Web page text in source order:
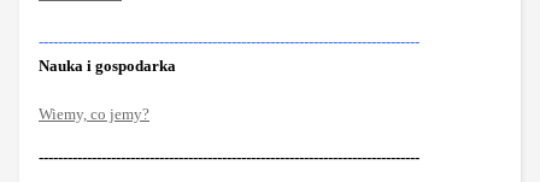
-------------------------------------------------------------------------------
Nauka i gospodarka
Wiemy, co jemy?
-------------------------------------------------------------------------------